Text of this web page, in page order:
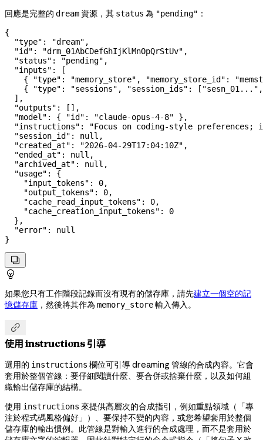
回應是完整的 dream 資源，其 status 為 "pending" ：
{
  "type"
: "dream" ,
  "id"
: "drm_01AbCDefGhIjKlMnOpQrStUv" ,
  "status"
: "pending" ,
  "inputs"
: [
    {
"type" : "memory_store" , "memory_store_id" :
    {
"type" : "sessions" , "session_ids" : [ "sesn_01..."
  ],
  "outputs"
: [],
  "model"
: { "id" : "claude-opus-4-8" },
  "instructions"
:
"Focus on coding-style preferences;
  "session_id"
: null ,
  "created_at"
: "2026-04-29T17:04:10Z" ,
  "ended_at"
: null ,
  "archived_at"
: null ,
  "usage"
: {
    "input_tokens"
: 0,
    "output_tokens"
: 0,
    "cache_read_input_tokens"
: 0,
    "cache_creation_input_tokens"
: 0
  },
  "error"
: null
}


如果您只有工作階段記錄而沒有現有的儲存庫，請先建立一個空的記
憶儲存庫 ，然後將其作為 memory_store輸入傳入。

使用 instructions 引導
選用的 instructions 欄位可引導 dreaming 管線的合成內容。它會
套用於整個管線：要仔細閱讀什麼、要合併或捨棄什麼，以及如何組
織輸出儲存庫的結構。
使用 instructions 來提供高層次的合成指引，例如重點領域（「專
注於程式碼風格偏好」）、要保持不變的內容，或您希望套用於整個
儲存庫的輸出慣例。此管線是對輸入進行的合成處理，而不是套用於